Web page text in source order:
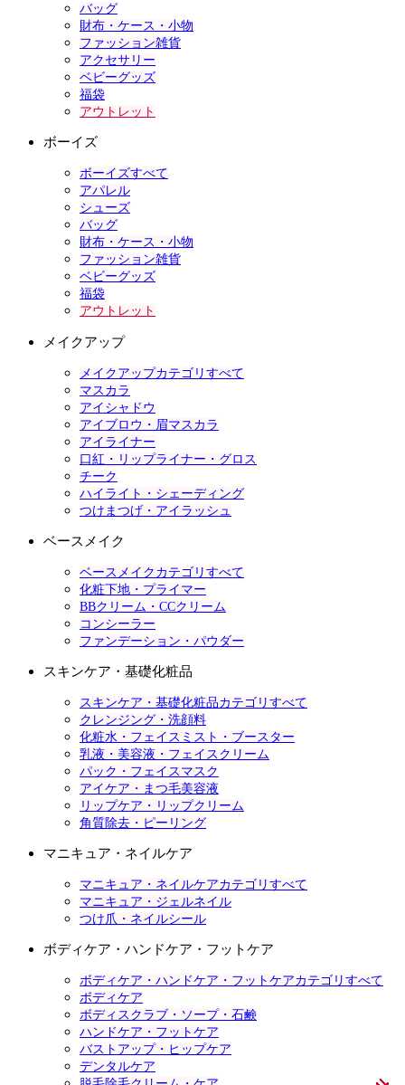
バッグ
財布・ケース・小物
ファッション雑貨
アクセサリー
ベビーグッズ
福袋
アウトレット
ボーイズ
ボーイズすべて
アパレル
シューズ
バッグ
財布・ケース・小物
ファッション雑貨
ベビーグッズ
福袋
アウトレット
メイクアップ
メイクアップカテゴリすべて
マスカラ
アイシャドウ
アイブロウ・眉マスカラ
アイライナー
口紅・リップライナー・グロス
チーク
ハイライト・シェーディング
つけまつげ・アイラッシュ
ベースメイク
ベースメイクカテゴリすべて
化粧下地・プライマー
BBクリーム・CCクリーム
コンシーラー
ファンデーション・パウダー
スキンケア・基礎化粧品
スキンケア・基礎化粧品カテゴリすべて
クレンジング・洗顔料
化粧水・フェイスミスト・ブースター
乳液・美容液・フェイスクリーム
パック・フェイスマスク
アイケア・まつ毛美容液
リップケア・リップクリーム
角質除去・ピーリング
マニキュア・ネイルケア
マニキュア・ネイルケアカテゴリすべて
マニキュア・ジェルネイル
つけ爪・ネイルシール
ボディケア・ハンドケア・フットケア
ボディケア・ハンドケア・フットケアカテゴリすべて
ボディケア
ボディスクラブ・ソープ・石鹸
ハンドケア・フットケア
バストアップ・ヒップケア
デンタルケア